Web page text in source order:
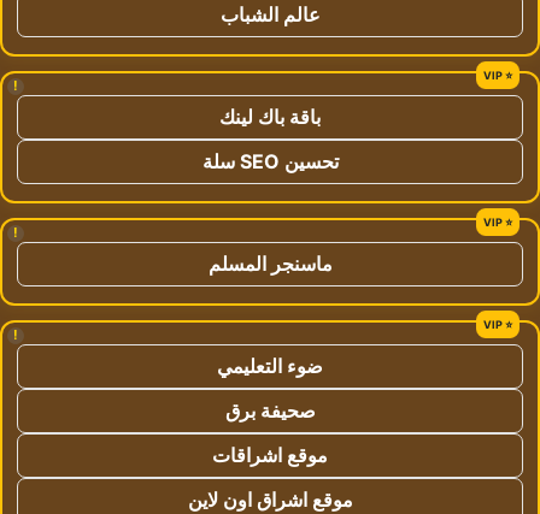
عالم الشباب
!
باقة باك لينك
تحسين SEO سلة
!
ماسنجر المسلم
!
ضوء التعليمي
صحيفة برق
موقع اشراقات
موقع اشراق اون لاين